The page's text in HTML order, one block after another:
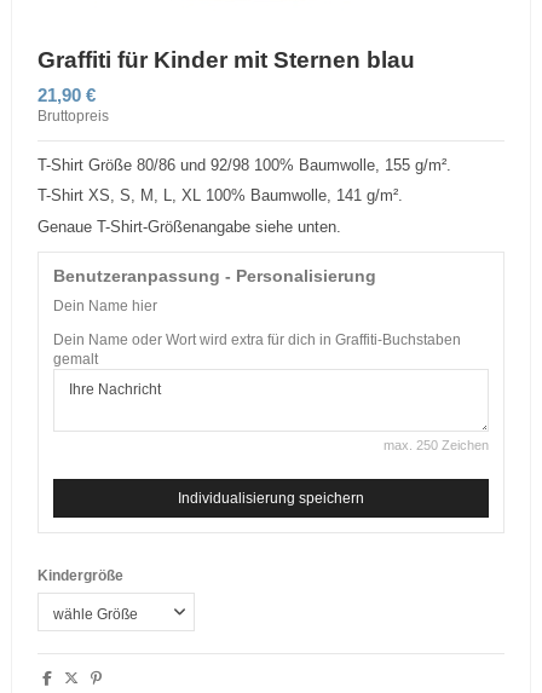
Graffiti für Kinder mit Sternen blau
21,90 €
Bruttopreis
T-Shirt Größe 80/86 und 92/98 100% Baumwolle, 155 g/m².
T-Shirt XS, S, M, L, XL 100% Baumwolle, 141 g/m².
Genaue T-Shirt-Größenangabe siehe unten.
Benutzeranpassung - Personalisierung
Dein Name hier
Dein Name oder Wort wird extra für dich in Graffiti-Buchstaben
gemalt
max. 250 Zeichen
Individualisierung speichern
Kindergröße